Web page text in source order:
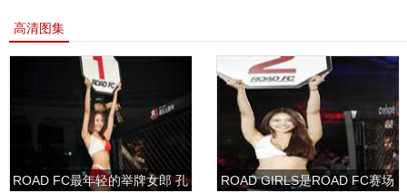
高清图集
ROAD FC最年轻的举牌女郎 孔
ROAD GIRLS是ROAD FC赛场